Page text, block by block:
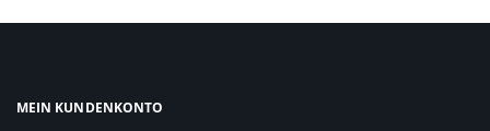
MEIN KUNDENKONTO